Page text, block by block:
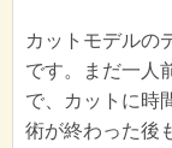
カットモデルの
です。まだ一人
で、カットに時
術が終わった後